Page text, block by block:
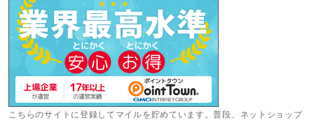
こちらのサイトに登録してマイルを貯めています。普段、ネットショップ